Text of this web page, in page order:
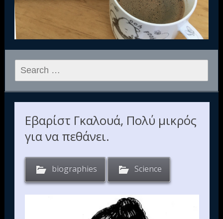
Search
for:
Εβαρίστ Γκαλουά, Πολύ μικρός
για να πεθάνει.
biographies Science